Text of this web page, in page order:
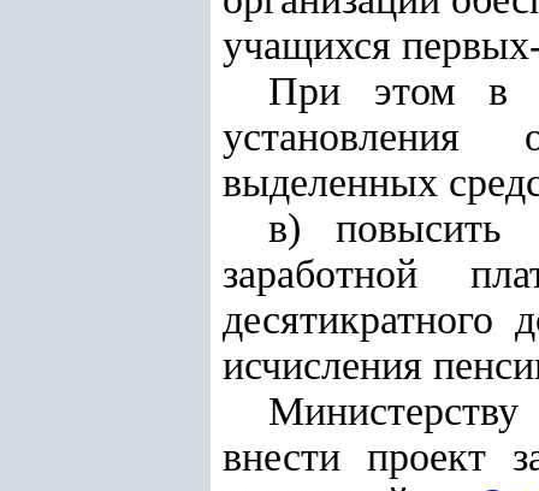
учащихся
При этом в
установления
выделенных
в) повысить
заработной
десятикратного
исчисления
внести проект